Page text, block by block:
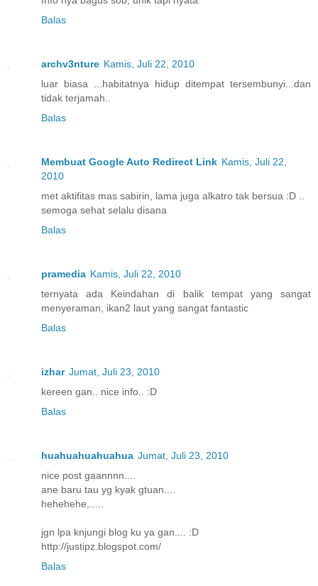
Balas
archv3nture Kamis, Juli 22, 2010
luar biasa ...habitatnya hidup ditempat tersembunyi...dan
tidak terjamah..
Balas
Membuat Google Auto Redirect Link Kamis, Juli 22,
2010
met aktifitas mas sabirin, lama juga alkatro tak bersua :D ..
semoga sehat selalu disana
Balas
pramedia Kamis, Juli 22, 2010
ternyata ada Keindahan di balik tempat yang sangat
menyeraman, ikan2 laut yang sangat fantastic
Balas
izhar Jumat, Juli 23, 2010
kereen gan.. nice info.. :D
Balas
huahuahuahuahua Jumat, Juli 23, 2010
nice post gaannnn....
ane baru tau yg kyak gtuan....
hehehehe,.....
jgn lpa knjungi blog ku ya gan.... :D
http://justipz.blogspot.com/
Balas